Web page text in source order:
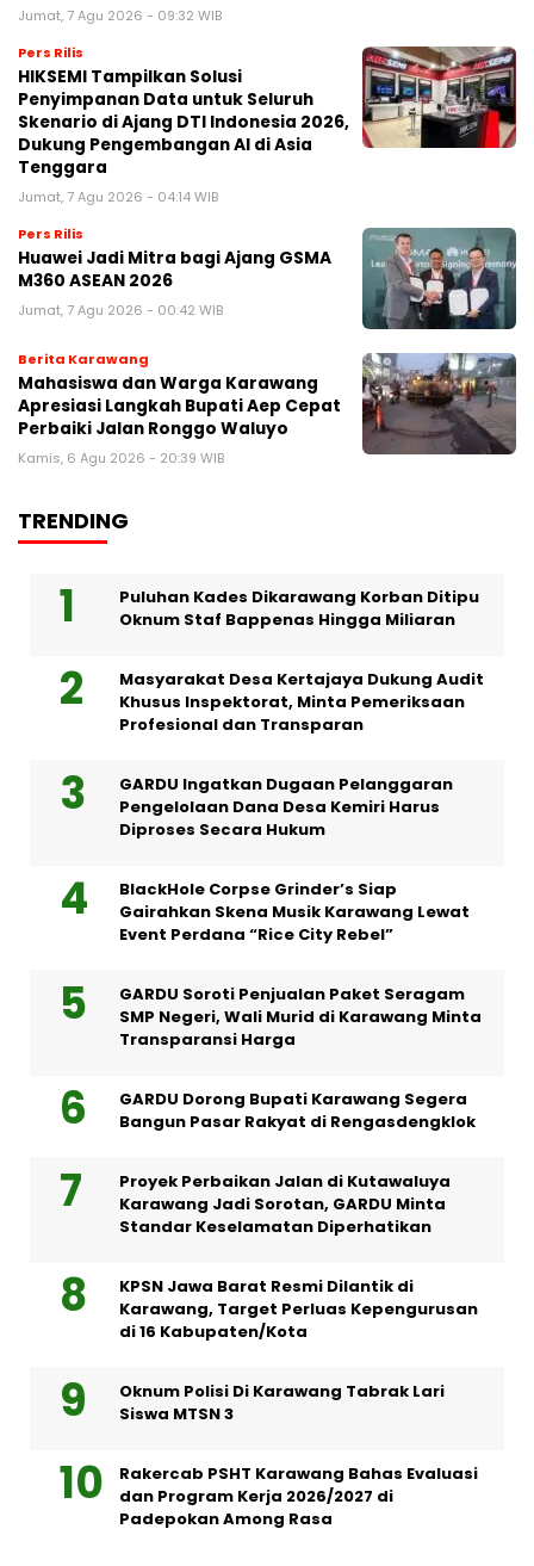
Jumat, 7 Agu 2026 - 09:32 WIB
Pers Rilis
HIKSEMI Tampilkan Solusi
Penyimpanan Data untuk Seluruh
Skenario di Ajang DTI Indonesia 2026,
Dukung Pengembangan AI di Asia
Tenggara
Jumat, 7 Agu 2026 - 04:14 WIB
Pers Rilis
Huawei Jadi Mitra bagi Ajang GSMA
M360 ASEAN 2026
Jumat, 7 Agu 2026 - 00:42 WIB
Berita Karawang
Mahasiswa dan Warga Karawang
Apresiasi Langkah Bupati Aep Cepat
Perbaiki Jalan Ronggo Waluyo
Kamis, 6 Agu 2026 - 20:39 WIB
TRENDING
Puluhan Kades Dikarawang Korban Ditipu
Oknum Staf Bappenas Hingga Miliaran
Masyarakat Desa Kertajaya Dukung Audit
Khusus Inspektorat, Minta Pemeriksaan
Profesional dan Transparan
GARDU Ingatkan Dugaan Pelanggaran
Pengelolaan Dana Desa Kemiri Harus
Diproses Secara Hukum
BlackHole Corpse Grinder’s Siap
Gairahkan Skena Musik Karawang Lewat
Event Perdana “Rice City Rebel”
GARDU Soroti Penjualan Paket Seragam
SMP Negeri, Wali Murid di Karawang Minta
Transparansi Harga
GARDU Dorong Bupati Karawang Segera
Bangun Pasar Rakyat di Rengasdengklok
Proyek Perbaikan Jalan di Kutawaluya
Karawang Jadi Sorotan, GARDU Minta
Standar Keselamatan Diperhatikan
KPSN Jawa Barat Resmi Dilantik di
Karawang, Target Perluas Kepengurusan
di 16 Kabupaten/Kota
Oknum Polisi Di Karawang Tabrak Lari
Siswa MTSN 3
Rakercab PSHT Karawang Bahas Evaluasi
dan Program Kerja 2026/2027 di
Padepokan Among Rasa